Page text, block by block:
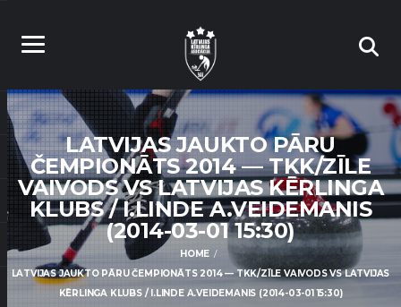
LATVIJAS JAUKTO PĀRU
ČEMPIONĀTS 2014 — TKK/ZĪLE
VAIVODS VS LATVIJAS KĒRLINGA
KLUBS / I.LINDE A.VEIDEMANIS
(2014-03-01 15:30)
HOME
LATVIJAS JAUKTO PĀRU ČEMPIONĀTS 2014 — TKK/ZĪLE VAIVODS VS LATVIJAS
KĒRLINGA KLUBS / I.LINDE A.VEIDEMANIS (2014-03-01 15:30)